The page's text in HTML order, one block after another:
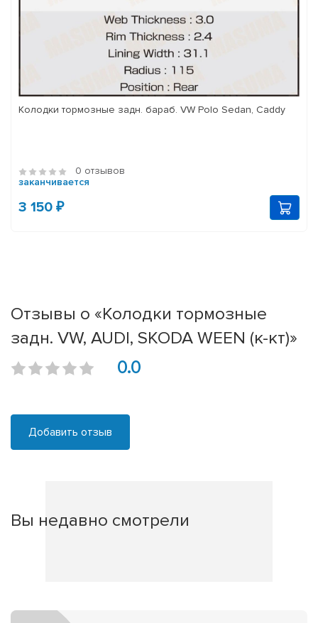
Колодки тормозные задн. бараб. VW Polo Sedan, Caddy
0 отзывов
заканчивается
3 150 ₽
Отзывы о «Колодки тормозные
задн. VW, AUDI, SKODA WEEN (к-кт)»
0.0
Добавить отзыв
Вы недавно смотрели